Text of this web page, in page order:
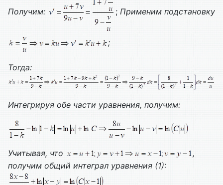
Получим: ; Применим подстановку
;
Тогда:
Интегрируя обе части уравнения, получим:
Учитывая, что
,
получим общий интеграл уравнения (1):